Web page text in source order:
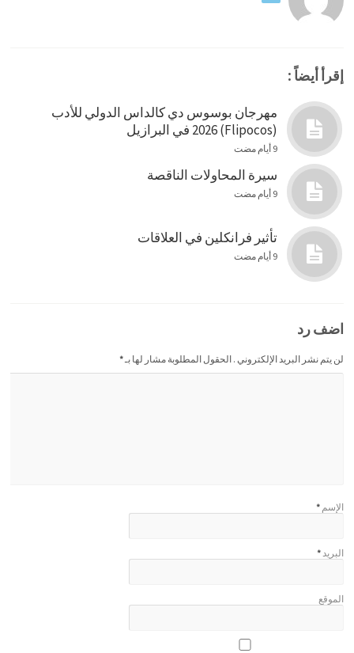
إقرأ أيضاً :
مهرجان بوسوس دي كالداس الدولي للأدب
(Flipocos) 2026 في البرازيل
9 أيام مضت
سيرة المحاولات الناقصة
9 أيام مضت
تأثير فرانكلين في العلاقات
9 أيام مضت
اضف رد
لن يتم نشر البريد الإلكتروني . الحقول المطلوبة مشار لها بـ*
الإسم *
البريد*
الموقع